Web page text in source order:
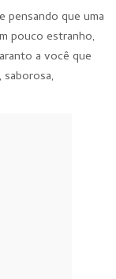
pensando que uma
pouco estranho,
a você que
saborosa,